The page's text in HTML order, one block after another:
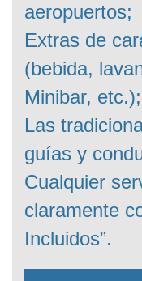
aeropuertos;
Extras de
(bebida,
Minibar, etc.);
Las
guías y
Cualquier
claramente
Incluidos”.